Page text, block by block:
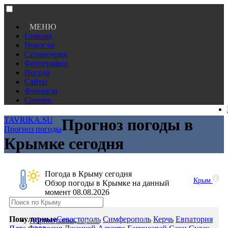
МЕНЮ
Главная
Новости
Справочник
Фотографии
Погода
Сайты
Финансы
Сонник
TAVRIKA.SU
Прогноз погодыПрогноз погоды в
Крымке сегодня
Крым
Погода в Крыму сегодня
Обзор погоды в Крымке на данный
момент 08.08.2026
Абрикосовка,Крым
ПопулярныеСевастополь Симферополь Керчь Евпатория